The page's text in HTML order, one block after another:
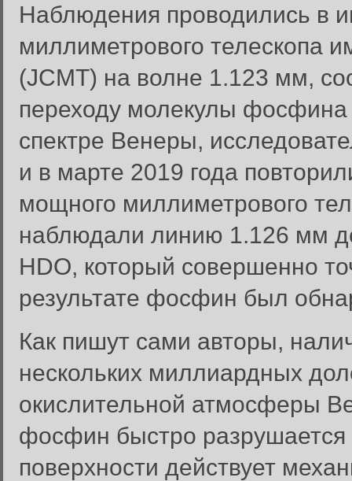
Наблюдения проводились в
миллиметрового телескопа
(JCMT) на волне 1.123 мм,
переходу молекулы
спектре Венеры,
и в марте 2019 года
мощного миллиметрового
наблюдали линию 1.126 мм
HDO, который совершенно
результате фосфин был
Как пишут сами авторы,
нескольких миллиардных
окислительной атмосферы
фосфин быстро
поверхности действует